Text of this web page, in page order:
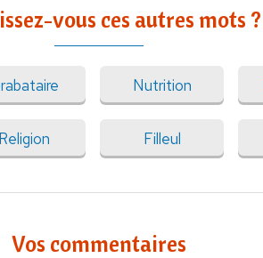
vous ces autres mots ?
Nutrition
Religion Filleul
Vos commentaires